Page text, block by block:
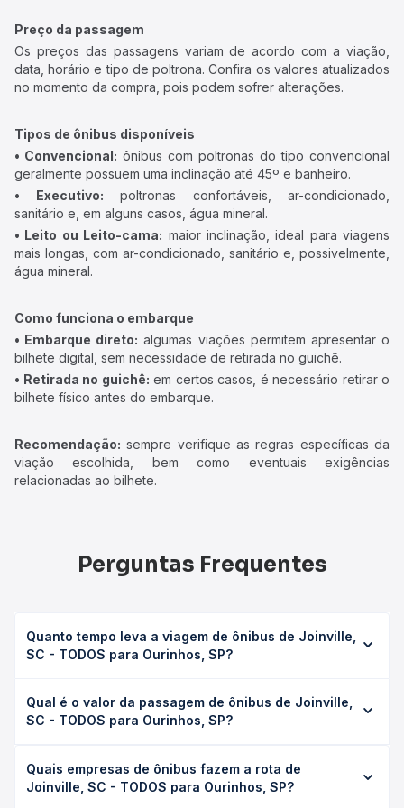
Preço da passagem
Os preços das passagens variam de acordo com a viação,
data, horário e tipo de poltrona. Confira os valores atualizados
no momento da compra, pois podem sofrer alterações.
Tipos de ônibus disponíveis
• Convencional: ônibus com poltronas do tipo convencional
geralmente possuem uma inclinação até 45º e banheiro.
• Executivo: poltronas confortáveis, ar-condicionado,
sanitário e, em alguns casos, água mineral.
• Leito ou Leito-cama: maior inclinação, ideal para viagens
mais longas, com ar-condicionado, sanitário e, possivelmente,
água mineral.
Como funciona o embarque
• Embarque direto: algumas viações permitem apresentar o
bilhete digital, sem necessidade de retirada no guichê.
• Retirada no guichê: em certos casos, é necessário retirar o
bilhete físico antes do embarque.
Recomendação: sempre verifique as regras específicas da
viação escolhida, bem como eventuais exigências
relacionadas ao bilhete.
Perguntas Frequentes
Quanto tempo leva a viagem de ônibus de Joinville,
SC - TODOS para Ourinhos, SP?
Ourinhos, SP leva em média 11h 35min, podendo variar
conforme a viação, o tipo de serviço (convencional,
duração exata de cada opção na data desejada.
Qual é o valor da passagem de ônibus de Joinville,
SC - TODOS para Ourinhos, SP?
para Ourinhos, SP custa em média R$ 288,22 e varia
conforme a data da viagem, a empresa, o tipo de poltrona
Quais empresas de ônibus fazem a rota de
Joinville, SC - TODOS para Ourinhos, SP?